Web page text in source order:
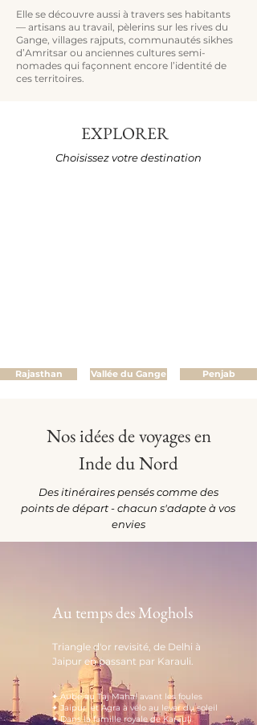
Elle se découvre aussi à travers ses habitants
— artisans au travail, pèlerins sur les rives du
Gange, villages rajputs, communautés sikhes
d’Amritsar ou anciennes cultures semi-
nomades qui façonnent encore l’identité de
ces territoires.
EXPLORER
Choisissez votre destination
Penjab
Vallée du Gange
Rajasthan
Nos idées de voyages en
Inde du Nord
Des itinéraires pensés comme des
points de départ - chacun s'adapte à vos
envies
Au temps des Moghols
Triangle d'or revisité, de Delhi à
Jaipur en passant par Karauli.
✦ Aube au Taj Mahal avant les foules
✦ Jaipur et Agra à vélo au lever du soleil
✦ Dans la famille royale de Karauli